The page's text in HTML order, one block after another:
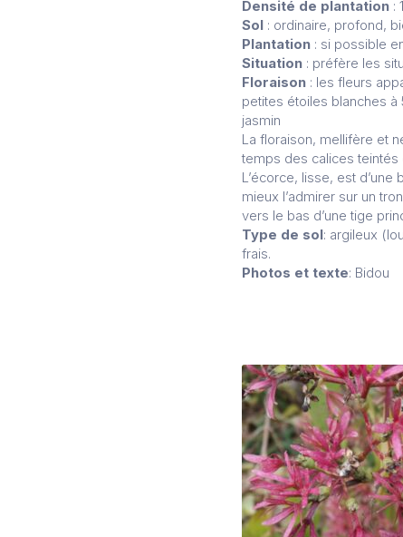
Densité de plantation :
Sol : ordinaire, profond,
Plantation : si possible
Situation : préfère les
Floraison : les fleurs
petites étoiles blanches à
jasmin
La floraison, mellifère et
temps des calices teintés
L’écorce, lisse, est
mieux l’admirer sur un
vers le bas d’une tige
Type de sol: argileux
frais.
Photos et texte: Bidou